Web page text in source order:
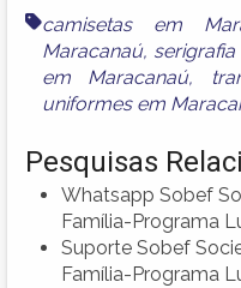
camisetas em
Maracanaú,
em Maracanaú,
uniformes em
Pesquisas
Whatsapp Sobef
Família-Programa
Suporte Sobef
Família-Programa